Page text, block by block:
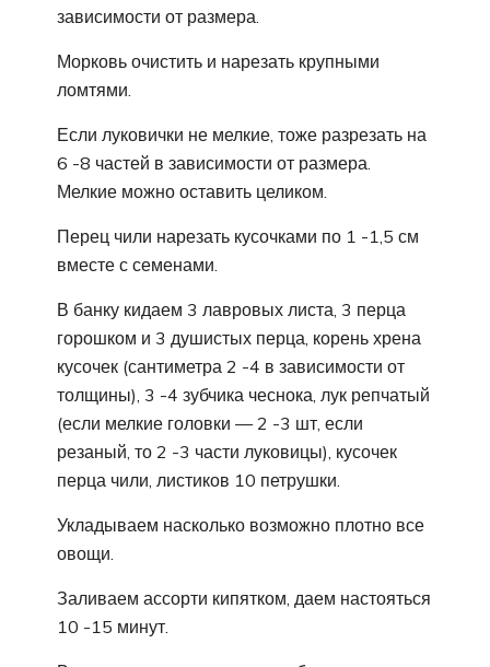
зависимости от размера.
Морковь очистить и нарезать крупными
ломтями.
Если луковички не мелкие, тоже разрезать на
6 -8 частей в зависимости от размера.
Мелкие можно оставить целиком.
Перец чили нарезать кусочками по 1 -1,5 см
вместе с семенами.
В банку кидаем 3 лавровых листа, 3 перца
горошком и 3 душистых перца, корень хрена
кусочек (сантиметра 2 -4 в зависимости от
толщины), 3 -4 зубчика чеснока, лук репчатый
(если мелкие головки — 2 -3 шт, если
резаный, то 2 -3 части луковицы), кусочек
перца чили, листиков 10 петрушки.
Укладываем насколько возможно плотно все
овощи.
Заливаем ассорти кипятком, даем настояться
10 -15 минут.